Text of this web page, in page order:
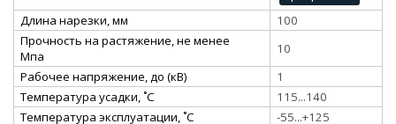
Длина нарезки, мм
100
Прочность на растяжение, не менее
Мпа
10
Рабочее напряжение, до (кВ)
1
Температура усадки, ˚С
115...140
Температура эксплуатации, ˚С
-55...+125